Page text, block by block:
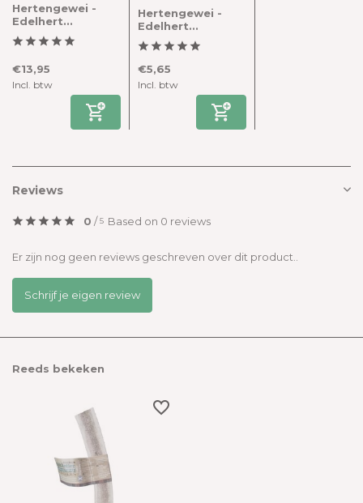
Hertengewei -
Edelhert...
€13,95
Incl. btw
Hertengewei -
Edelhert...
€5,65
Incl. btw
Reviews
0 /5 Based on 0 reviews
Er zijn nog geen reviews geschreven over dit product..
Schrijf je eigen review
Reeds bekeken